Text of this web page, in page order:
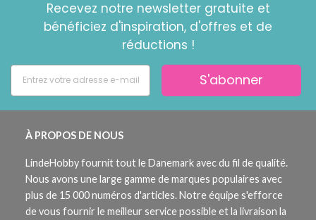
Recevez notre newsletter gratuite et
bénéficiez d'inspiration, d'offres et de
réductions !
S'abonner
À PROPOS DE NOUS
LindeHobby fournit tout le Danemark avec du fil de qualité.
Nous avons une large gamme de marques populaires avec
plus de 15 000 numéros d'articles. Notre équipe s'efforce
de vous fournir le meilleur service possible et la livraison la